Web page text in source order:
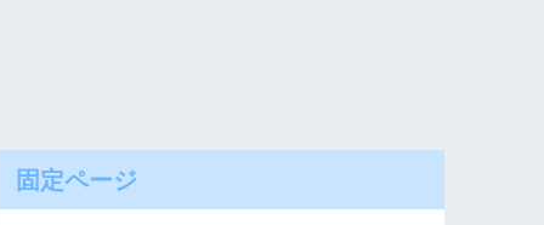
固定ページ